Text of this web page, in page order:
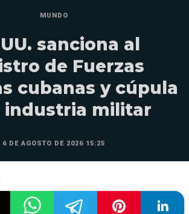
MUNDO
sanciona al
de Fuerzas
cubanas y cúpula
industria militar
6 DE AGOSTO DE 2026 15:25